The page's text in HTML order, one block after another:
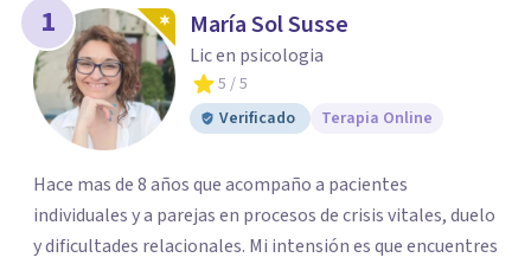
1 María Sol Susse
Lic en psicologia
5 / 5
Verificado
Terapia Online
Hace mas de 8 años que acompaño a pacientes
individuales y a parejas en procesos de crisis vitales, duelo
y dificultades relacionales. Mi intensión es que encuentres